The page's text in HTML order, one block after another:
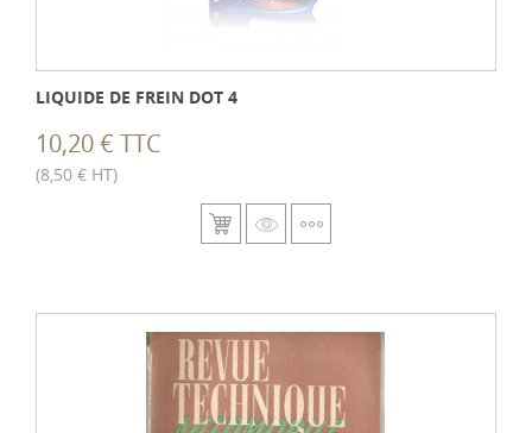
LIQUIDE DE FREIN DOT 4
10,20 € TTC
(8,50 € HT)